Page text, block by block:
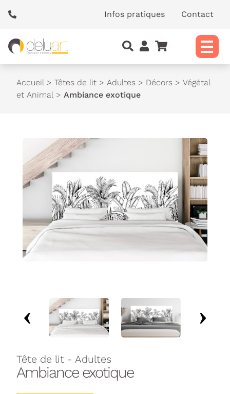
Infos pratiques Contact
Accueil > Têtes de lit > Adultes > Décors > Végétal
et Animal > Ambiance exotique
Tête de lit - Adultes
Ambiance exotique